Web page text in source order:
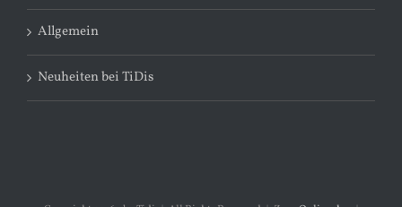
Allgemein
Neuheiten bei TiDis